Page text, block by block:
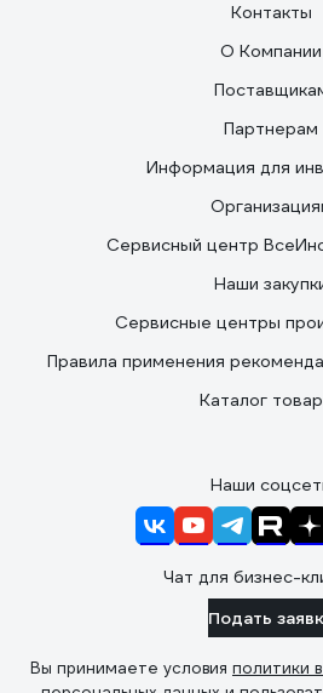
Контакты
О Компании
Партнерам
Информация для
Сервисный центр
Наши
Сервисные центры
Правила применения
Каталог
Наши
Чат для бизнес-
Подать
Вы принимаете условия политики